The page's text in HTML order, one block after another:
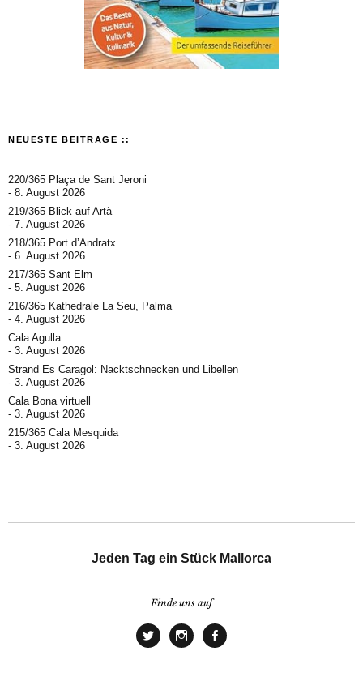
NEUESTE BEITRÄGE ::
220/365 Plaça de Sant Jeroni
8. August 2026
219/365 Blick auf Artà
7. August 2026
218/365 Port d’Andratx
6. August 2026
217/365 Sant Elm
5. August 2026
216/365 Kathedrale La Seu, Palma
4. August 2026
Cala Agulla
3. August 2026
Strand Es Caragol: Nacktschnecken und Libellen
3. August 2026
Cala Bona virtuell
3. August 2026
215/365 Cala Mesquida
3. August 2026
Jeden Tag ein Stück Mallorca
Finde uns auf